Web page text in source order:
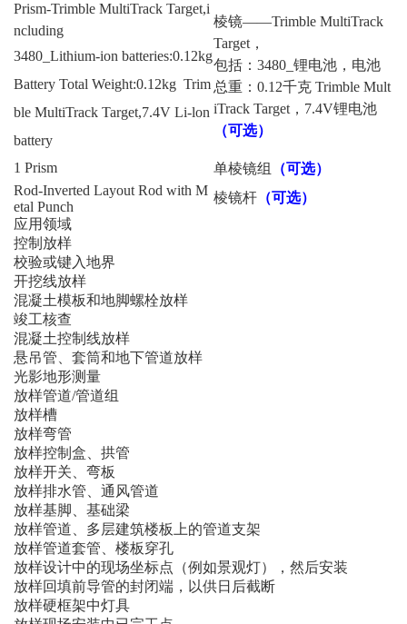
Prism-Trimble MultiTrack Target,i
ncluding
3480_ Lithium-ion batteries:0.12kg
Battery Total Weight:0.12kg Trim
ble MultiTrack Target,7.4V Li-lon
battery
棱镜——Trimble MultiTrack
Target，
包括：3480_锂电池，电池
总重：0.12千克 Trimble Mult
iTrack Target，7.4V锂电池
（可选）
1 Prism 单棱镜组
（可选）
Rod-Inverted Layout Rod with M
etal Punch
棱镜杆 （可选）
应用领域
控制放样
校验或键入地界
开挖线放样
混凝土模板和地脚螺栓放样
竣工核查
混凝土控制线放样
悬吊管、套筒和地下管道放样
光影地形测量
放样管道/管道组
放样槽
放样弯管
放样控制盒、拱管
放样开关、弯板
放样排水管、通风管道
放样基脚、基础梁
放样管道、多层建筑楼板上的管道支架
放样管道套管、楼板穿孔
放样设计中的现场坐标点（例如景观灯），然后安装
放样回填前导管的封闭端，以供日后截断
放样硬框架中灯具